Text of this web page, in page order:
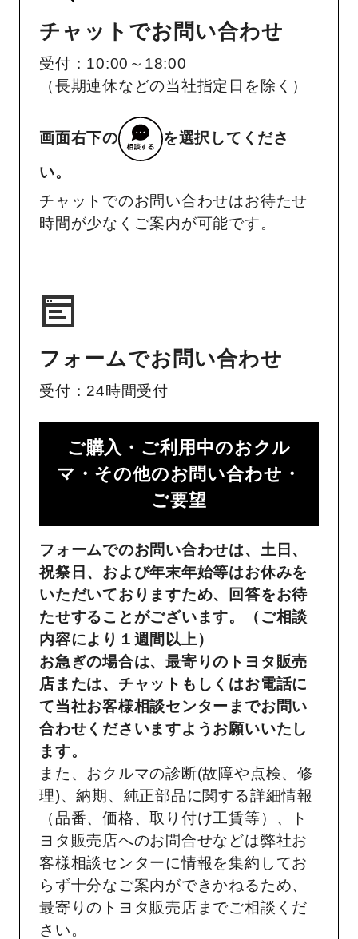
チャットでお問い合わせ
受付：10:00～18:00
（長期連休などの当社指定日を除く）
画面右下の を選択してくださ
い。
チャットでのお問い合わせはお待たせ
時間が少なくご案内が可能です。
フォームでお問い合わせ
受付：24時間受付
ご購入・ご利用中のおクル
マ・その他のお問い合わせ・
ご要望​
フォームでのお問い合わせは、土日、
祝祭日、および年末年始等はお休みを
いただいておりますため、回答をお待
たせすることがございます。（ご相談
内容により１週間以上）
お急ぎの場合は、最寄りのトヨタ販売
店または、チャットもしくはお電話に
て当社お客様相談センターまでお問い
合わせくださいますようお願いいたし
ます。
また、おクルマの診断(故障や点検、修
理)、納期、純正部品に関する詳細情報
（品番、価格、取り付け工賃等）、ト
ヨタ販売店へのお問合せなどは弊社お
客様相談センターに情報を集約してお
らず十分なご案内ができかねるため、
最寄りのトヨタ販売店までご相談くだ
さい。